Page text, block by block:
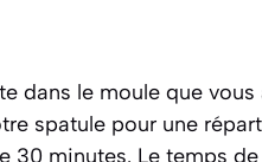
dans le moule que
spatule pour une
30 minutes. Le temps